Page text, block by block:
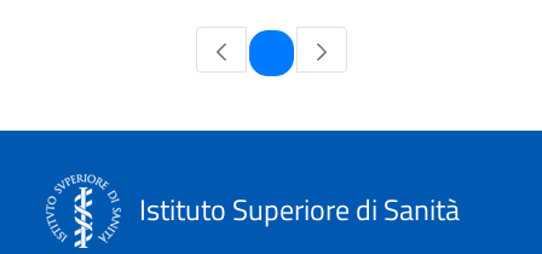
Pagina
Istituto Superiore di Sanità